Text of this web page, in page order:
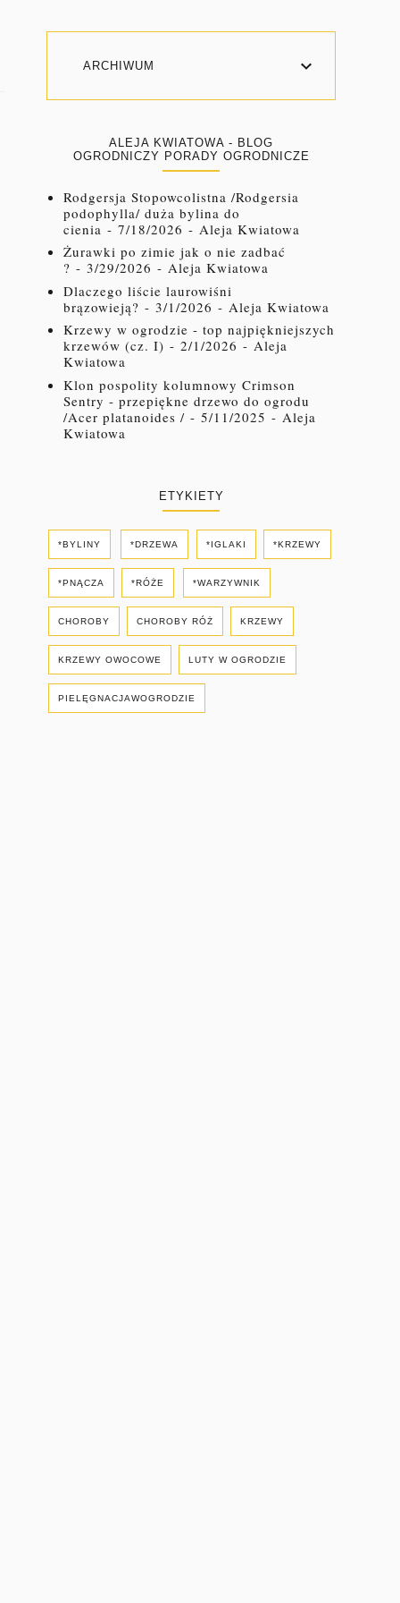
ARCHIWUM
ALEJA KWIATOWA - BLOG
OGRODNICZY PORADY OGRODNICZE
Rodgersja Stopowcolistna /Rodgersia
podophylla/ duża bylina do
cienia - 7/18/2026 - Aleja Kwiatowa
Żurawki po zimie jak o nie zadbać
? - 3/29/2026 - Aleja Kwiatowa
Dlaczego liście laurowiśni
brązowieją? - 3/1/2026 - Aleja Kwiatowa
Krzewy w ogrodzie - top najpiękniejszych
krzewów (cz. I) - 2/1/2026 - Aleja
Kwiatowa
Klon pospolity kolumnowy Crimson
Sentry - przepiękne drzewo do ogrodu
/Acer platanoides /- 5/11/2025 - Aleja
Kwiatowa
ETYKIETY
*BYLINY *DRZEWA *IGLAKI *KRZEWY
*PNĄCZA *RÓŻE *WARZYWNIK
CHOROBY CHOROBY RÓŻ KRZEWY
KRZEWY OWOCOWE LUTY W OGRODZIE
PIELĘGNACJAWOGRODZIE